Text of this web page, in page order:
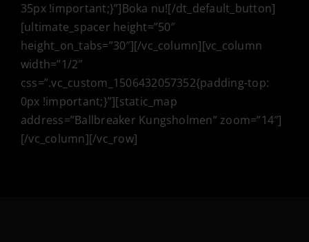
35px !important;}”]Boka nu![/dt_default_button]
[ultimate_spacer height=”50″
height_on_tabs=”30″][/vc_column][vc_column
width=”1/2″
css=”.vc_custom_1506432057352{padding-top:
0px !important;}”][static_map
address=”Ballbreaker Kungsholmen” zoom=”14″]
[/vc_column][/vc_row]